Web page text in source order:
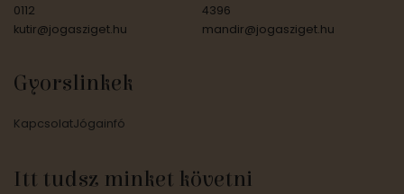
0112
kutir@jogasziget.hu
4396
mandir@jogasziget.hu
Gyorslinkek
KapcsolatJógainfó
Itt tudsz minket követni